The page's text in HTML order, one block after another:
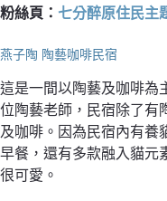
粉絲頁： 七分醉原住民主
燕子陶 陶藝咖啡民宿
這是一間以陶藝及咖啡為
位陶藝老師，民宿除了有
及咖啡。因為民宿內有養
早餐，還有多款融入貓元
很可愛。